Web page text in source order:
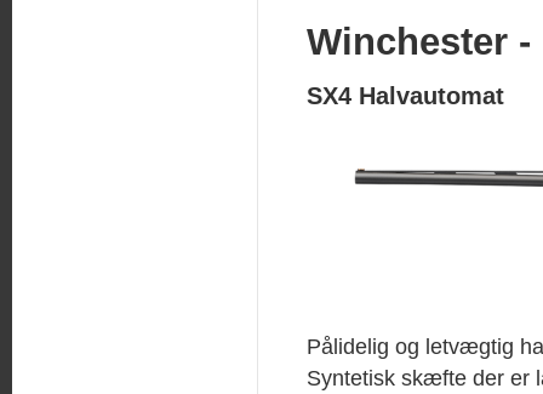
Winchester
SX4 Halvautomat
Pålidelig og letvægtig
Syntetisk skæfte der er